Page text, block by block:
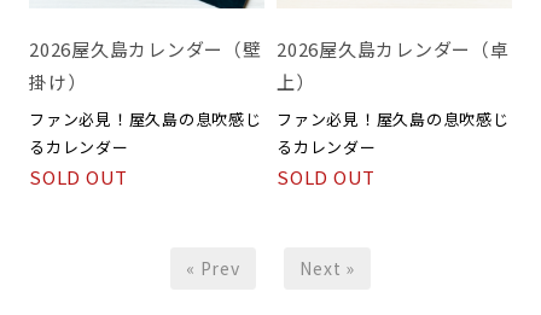
2026屋久島カレンダー（壁
掛け）
ファン必見！屋久島の息吹感じ
るカレンダー
SOLD OUT
2026屋久島カレンダー（卓
上）
ファン必見！屋久島の息吹感じ
るカレンダー
SOLD OUT
« Prev Next »